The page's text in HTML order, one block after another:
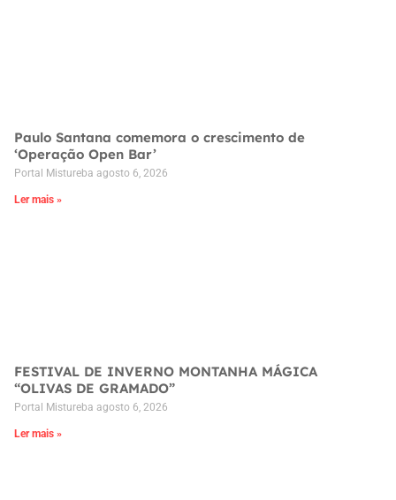
Paulo Santana comemora o crescimento de
‘Operação Open Bar’
Portal Mistureba agosto 6, 2026
Ler mais »
FESTIVAL DE INVERNO MONTANHA MÁGICA
“OLIVAS DE GRAMADO”
Portal Mistureba agosto 6, 2026
Ler mais »